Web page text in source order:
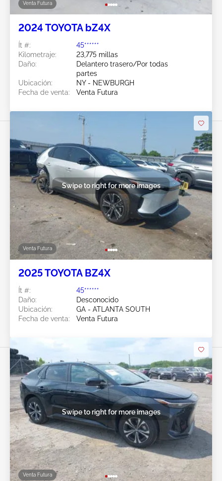
Venta Futura
2024 TOYOTA bZ4X
Ít #:
45******
Kilometraje:
23,775 millas
Daño:
Delantero trasero/Por todas
partes
Ubicación:
NY - NEWBURGH
Fecha de venta:
Venta Futura
Venta Futura
Swipe to right for more images
2025 TOYOTA BZ4X
Ít #:
45******
Daño:
Desconocido
Ubicación:
GA - ATLANTA SOUTH
Fecha de venta:
Venta Futura
Venta Futura
Swipe to right for more images